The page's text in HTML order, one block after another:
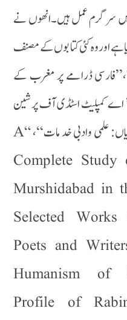
میں سرگرم عمل ہیں۔انھوں نے
اور وہ کئی کتا بوں کے مصنف
ڈرامے پر مغرب کے
اے کمپلیٹ اسٹڈی آف پرشین
ڈرامہ‘‘، ’’پیام مشرق‘‘ مغل شہزادیاں: علمی وادبی خد مات‘‘، “A
Complete Study
Murshidabad in
Selected
Poets and
Humanism of
Profile of